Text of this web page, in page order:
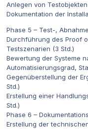
Anlegen von Testobjekten
Dokumentation der
Phase 5 – Test-,
Durchführung des Proof
Testszenarien (3 Std.)
Bewertung der Systeme
Automatisierungsgrad,
Gegenüberstellung der
Std.)
Erstellung einer
Std.)
Phase 6 –
Erstellung der